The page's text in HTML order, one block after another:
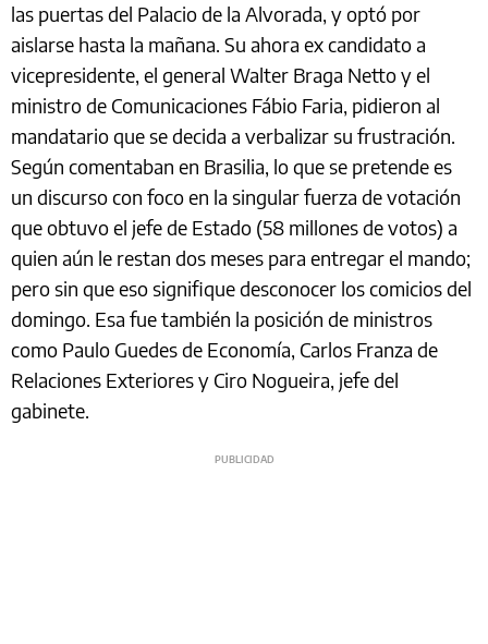
las puertas del Palacio de la Alvorada, y optó por
aislarse hasta la mañana. Su ahora ex candidato a
vicepresidente, el general Walter Braga Netto y el
ministro de Comunicaciones Fábio Faria, pidieron al
mandatario que se decida a verbalizar su frustración.
Según comentaban en Brasilia, lo que se pretende es
un discurso con foco en la singular fuerza de votación
que obtuvo el jefe de Estado (58 millones de votos) a
quien aún le restan dos meses para entregar el mando;
pero sin que eso signifique desconocer los comicios del
domingo. Esa fue también la posición de ministros
como Paulo Guedes de Economía, Carlos Franza de
Relaciones Exteriores y Ciro Nogueira, jefe del
gabinete.